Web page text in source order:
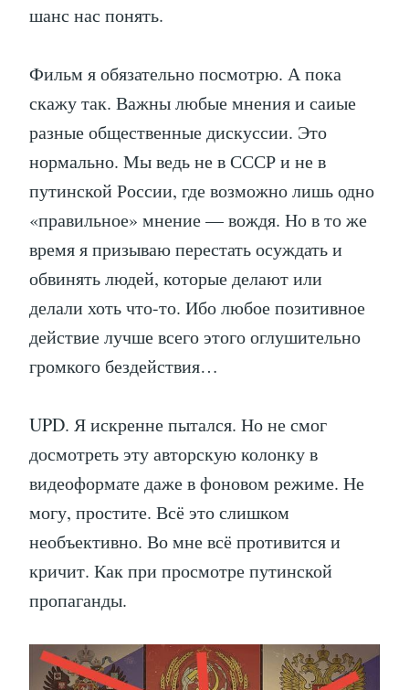
шанс нас понять.
Фильм я обязательно посмотрю. А пока
скажу так. Важны любые мнения и саиые
разные общественные дискуссии. Это
нормально. Мы ведь не в СССР и не в
путинской России, где возможно лишь одно
«правильное» мнение — вождя. Но в то же
время я призываю перестать осуждать и
обвинять людей, которые делают или
делали хоть что-то. Ибо любое позитивное
действие лучше всего этого оглушительно
громкого бездействия…
UPD. Я искренне пытался. Но не смог
досмотреть эту авторскую колонку в
видеоформате даже в фоновом режиме. Не
могу, простите. Всё это слишком
необъективно. Во мне всё противится и
кричит. Как при просмотре путинской
пропаганды.